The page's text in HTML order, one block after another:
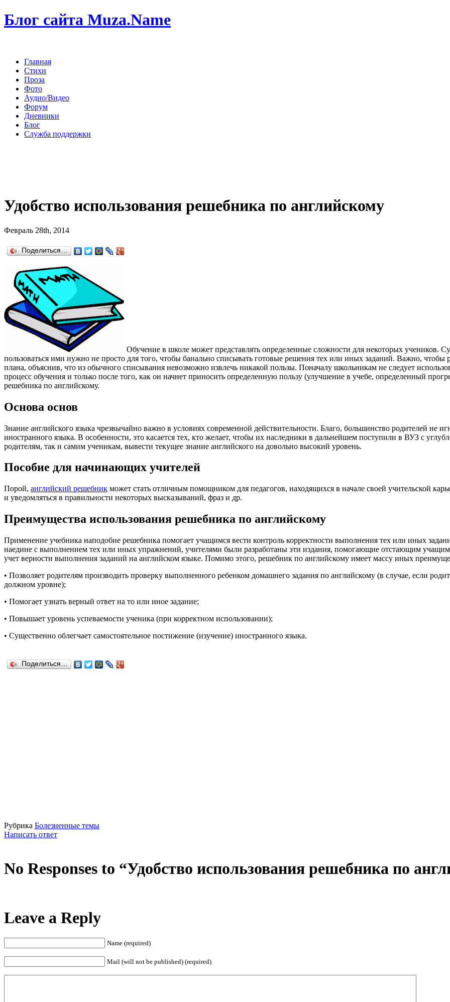
Блог сайта Muza.Name
Главная
Стихи
Проза
Фото
Аудио/Видео
Форум
Дневники
Блог
Служба поддержки
Удобство использования решебника по английскому
Февраль 28th, 2014
Поделиться…
Обучение в школе может представлять определенные сложности для некоторых
пользоваться ими нужно не просто для того, чтобы банально списывать готовые решения тех или иных заданий. Важно, чтобы
плана, объяснив, что из обычного списывания невозможно извлечь никакой пользы. Поначалу школьникам не следует
процесс обучения и только после того, как он начнет приносить определенную пользу (улучшение в учебе, определенный
решебника по английскому.
Основа основ
Знание английского языка чрезвычайно важно в условиях современной действительности. Благо, большинство родителей не
иностранного языка. В особенности, это касается тех, кто желает, чтобы их наследники в дальнейшем поступили в ВУЗ с
родителям, так и самим ученикам, вывести текущее знание английского на довольно высокий уровень.
Пособие для начинающих учителей
Порой, английский решебник может стать отличным помощником для педагогов, находящихся в начале своей учительской
и уведомляться в правильности некоторых высказываний, фраз и др.
Преимущества использования решебника по английскому
Применение учебника наподобие решебника помогает учащимся вести контроль корректности выполнения тех или иных
наедине с выполнением тех или иных упражнений, учителями были разработаны эти издания, помогающие отстающим
учет верности выполнения заданий на английском языке. Помимо этого, решебник по английскому имеет массу иных
• Позволяет родителям производить проверку выполненного ребенком домашнего задания по английскому (в случае, если
должном уровне);
• Помогает узнать верный ответ на то или иное задание;
• Повышает уровень успеваемости ученика (при корректном использовании);
• Существенно облегчает самостоятельное постижение (изучение) иностранного языка.
Поделиться…
Рубрика Болезненные темы
Написать ответ
No Responses to “Удобство использования решебника по
Leave a Reply
Name (required)
Mail (will not be published) (required)